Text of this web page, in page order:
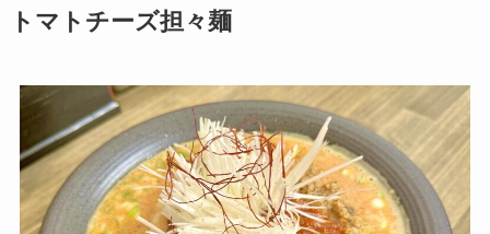
トマトチーズ担々麺